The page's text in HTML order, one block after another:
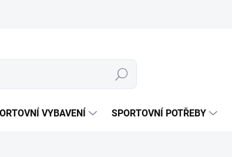
Hledat
VYBAVENÍ SPORTOVNÍ POTŘEBY